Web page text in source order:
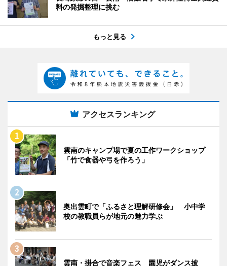
料の発掘整理に挑む
もっと見る
アクセスランキング
雲南のキャンプ場で夏の工作ワークショップ
「竹で食器や弓を作ろう」
奥出雲町で「ふるさと理解研修会」 小中学
校の教職員らが地元の魅力学ぶ
雲南・掛合で音楽フェス 園児がダンス披